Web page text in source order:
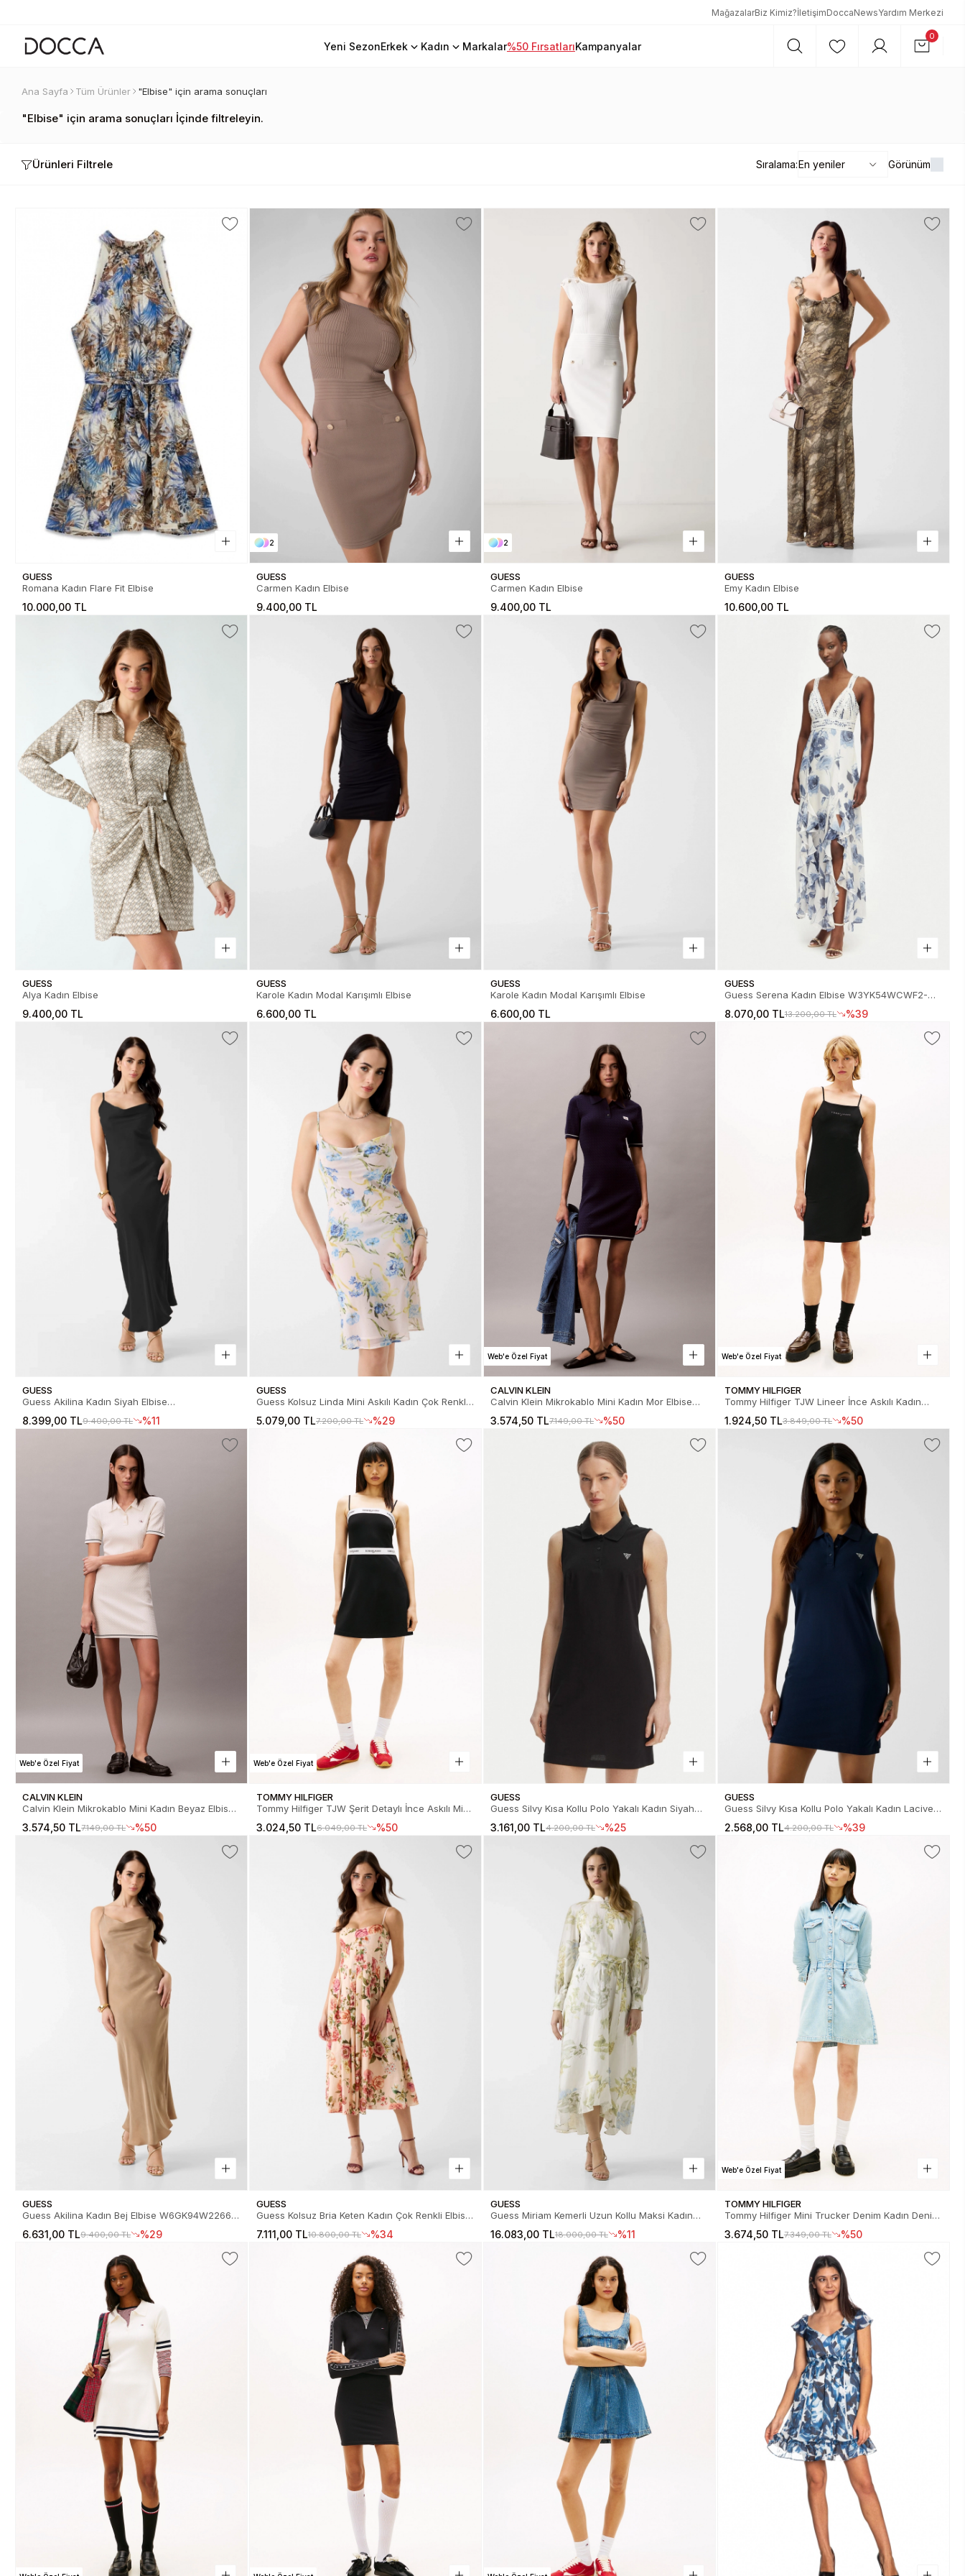
MağazalarBiz Kimiz?İletişimDoccaNewsYardım Merkezi
Yeni SezonErkek Kadın Markalar%50 FırsatlarıKampanyalar
0
Ana Sayfa Tüm Ürünler "Elbise" için arama sonuçları
"Elbise" için arama sonuçları İçinde filtreleyin.
Ürünleri Filtrele Sıralama: Görünüm
GUESS
Romana Kadın Flare Fit Elbise
10.000,00 TL
2
GUESS
Carmen Kadın Elbise
9.400,00 TL
2
GUESS
Carmen Kadın Elbise
9.400,00 TL
GUESS
Emy Kadın Elbise
10.600,00 TL
GUESS
Alya Kadın Elbise
9.400,00 TL
GUESS
Karole Kadın Modal Karışımlı Elbise
6.600,00 TL
GUESS
Karole Kadın Modal Karışımlı Elbise
6.600,00 TL
GUESS
Guess Serena Kadın Elbise W3YK54WCWF2-
8.070,00 TL13.200,00 TL %39
GUESS
Guess Akilina Kadın Siyah Elbise
8.399,00 TL9.400,00 TL %11
GUESS
Guess Kolsuz Linda Mini Askılı Kadın Çok Renkli
5.079,00 TL7.200,00 TL %29
Web'e Özel Fiyat
CALVIN KLEIN
Calvin Klein Mikrokablo Mini Kadın Mor Elbise
3.574,50 TL7.149,00 TL %50
Web'e Özel Fiyat
TOMMY HILFIGER
Tommy Hilfiger TJW Lineer İnce Askılı Kadın
1.924,50 TL3.849,00 TL %50
Web'e Özel Fiyat
CALVIN KLEIN
Calvin Klein Mikrokablo Mini Kadın Beyaz Elbise
3.574,50 TL7.149,00 TL %50
Web'e Özel Fiyat
TOMMY HILFIGER
Tommy Hilfiger TJW Şerit Detaylı İnce Askılı Mini
3.024,50 TL6.049,00 TL %50
GUESS
Guess Silvy Kısa Kollu Polo Yakalı Kadın Siyah
3.161,00 TL4.200,00 TL %25
GUESS
Guess Silvy Kısa Kollu Polo Yakalı Kadın Lacivert
2.568,00 TL4.200,00 TL %39
GUESS
Guess Akilina Kadın Bej Elbise W6GK94W2266-
6.631,00 TL9.400,00 TL %29
GUESS
Guess Kolsuz Bria Keten Kadın Çok Renkli Elbise
7.111,00 TL10.800,00 TL %34
GUESS
Guess Miriam Kemerli Uzun Kollu Maksi Kadın
16.083,00 TL18.000,00 TL %11
Web'e Özel Fiyat
TOMMY HILFIGER
Tommy Hilfiger Mini Trucker Denim Kadın Denim
3.674,50 TL7.349,00 TL %50